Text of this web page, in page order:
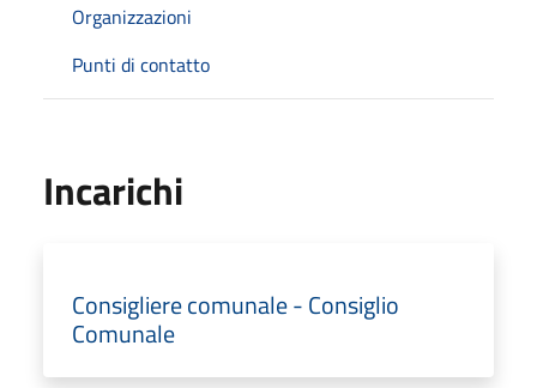
Organizzazioni
Punti di contatto
Incarichi
Consigliere comunale - Consiglio
Comunale